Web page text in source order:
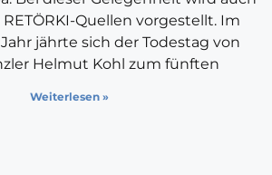
Quellen vorgestellt. Im
jährte sich der Todestag von
Helmut Kohl zum fünften
Weiterlesen »